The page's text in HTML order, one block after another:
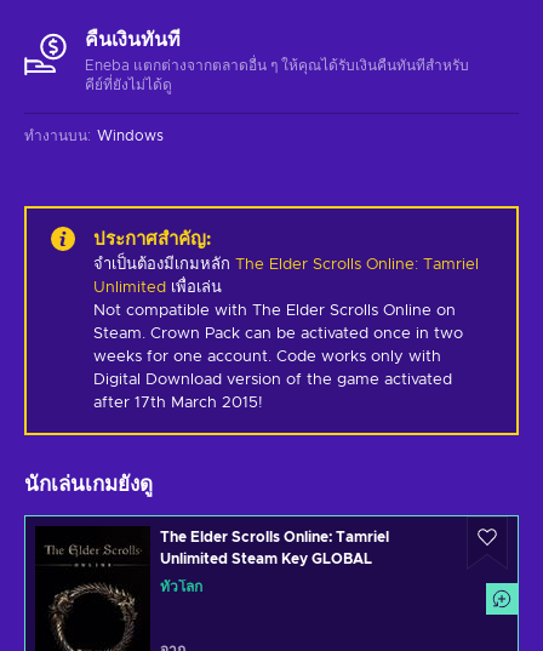
คืนเงินทันที
Eneba แตกต่างจากตลาดอื่น ๆ ให้คุณได้รับเงินคืนทันทีสําหรับ
คีย์ที่ยังไม่ได้ดู
ทำงานบน: Windows
ประกาศสำคัญ:
จำเป็นต้องมีเกมหลัก The Elder Scrolls Online: Tamriel
Unlimited เพื่อเล่น
Not compatible with The Elder Scrolls Online on
Steam. Crown Pack can be activated once in two
weeks for one account. Code works only with
Digital Download version of the game activated
after 17th March 2015!
นักเล่นเกมยังดู
The Elder Scrolls Online: Tamriel
Unlimited Steam Key GLOBAL
ทั่วโลก